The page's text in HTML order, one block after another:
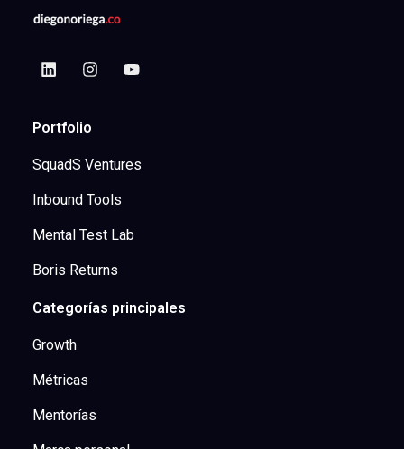
Portfolio
SquadS Ventures
Inbound Tools
Mental Test Lab
Boris Returns
Categorías principales
Growth
Métricas
Mentorías